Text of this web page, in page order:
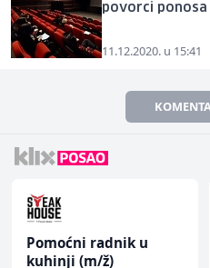
povorci
11.12.2020. u 15:41
Pomoćni radnik u
kuhinji (m/ž)